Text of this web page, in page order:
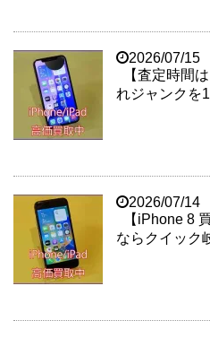
2026/07/15
【査定時間
れジャンクを
2026/07/14
【iPhone 8
ならクイック